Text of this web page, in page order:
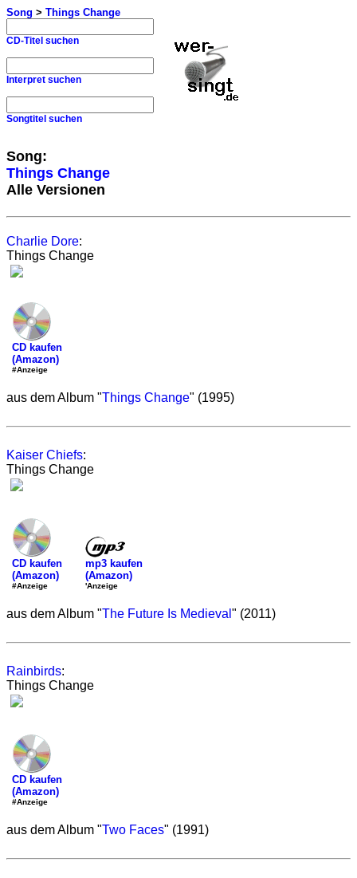
Song > Things Change
CD-Titel suchen
Interpret suchen
Songtitel suchen
Song:
Things Change
Alle Versionen
Charlie Dore:
Things Change
CD kaufen
(Amazon)
#Anzeige
aus dem Album "Things Change" (1995)
Kaiser Chiefs:
Things Change
CD kaufen
(Amazon)
#Anzeige
mp3 kaufen
(Amazon)
'Anzeige
aus dem Album "The Future Is Medieval " (2011)
Rainbirds:
Things Change
CD kaufen
(Amazon)
#Anzeige
aus dem Album "Two Faces" (1991)